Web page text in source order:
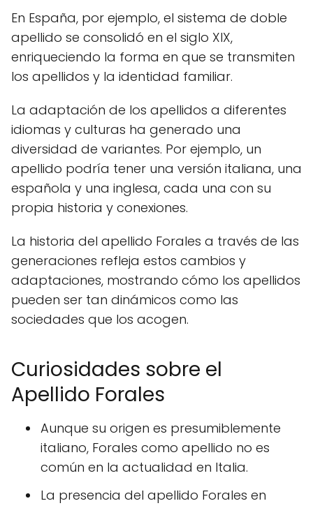
En España, por ejemplo, el sistema de doble
apellido se consolidó en el siglo XIX,
enriqueciendo la forma en que se transmiten
los apellidos y la identidad familiar.
La adaptación de los apellidos a diferentes
idiomas y culturas ha generado una
diversidad de variantes. Por ejemplo, un
apellido podría tener una versión italiana, una
española y una inglesa, cada una con su
propia historia y conexiones.
La historia del apellido Forales a través de las
generaciones refleja estos cambios y
adaptaciones, mostrando cómo los apellidos
pueden ser tan dinámicos como las
sociedades que los acogen.
Curiosidades sobre el
Apellido Forales
Aunque su origen es presumiblemente
italiano, Forales como apellido no es
común en la actualidad en Italia.
La presencia del apellido Forales en